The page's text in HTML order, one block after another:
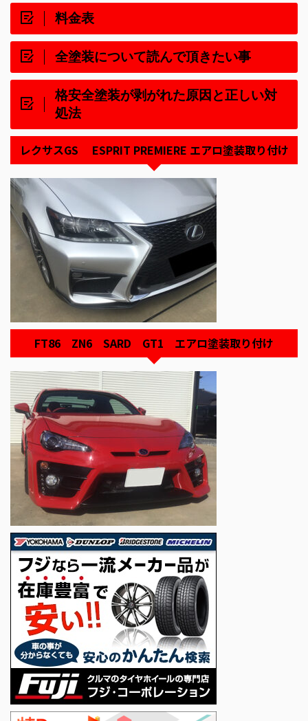
料金表
全塗装について読んで頂きたい事
格安全塗装が剥がれた原因と正しい対
処法
レクサスGS ESPRIT PREMIERE エアロ塗装取り付け
FT86 ZN6 SARD GT1 エアロ塗装取り付け